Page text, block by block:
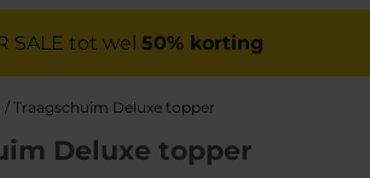
SALE tot wel 50% korting
/ Traagschuim Deluxe topper
Deluxe topper